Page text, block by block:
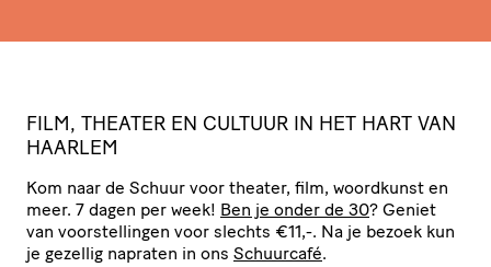
FILM, THEATER EN CULTUUR IN HET HART VAN
HAARLEM
Kom naar de Schuur voor theater, film, woordkunst en
meer. 7 dagen per week! Ben je onder de 30? Geniet
van voor­stel­lingen voor slechts €11,-. Na je bezoek kun
je gezellig napraten in ons Schuurcafé.